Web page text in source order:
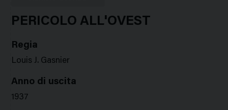
PERICOLO ALL'OVEST
Regia
Louis J. Gasnier
Anno di uscita
1937